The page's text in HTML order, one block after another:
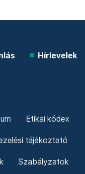
Hírlevelek
Etikai kódex
tájékoztató
Szabályzatok